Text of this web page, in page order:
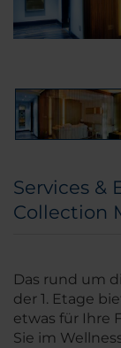
Services &
Collection
Das rund um
der 1. Etage
etwas für Ihre
Sie im